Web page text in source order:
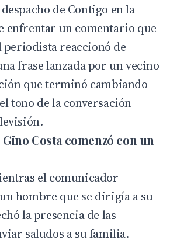
de Contigo en la
enfrentar un comentario que
periodista reaccionó de
frase lanzada por un vecino
que terminó cambiando
tono de la conversación
.
Costa comenzó con un
el comunicador
hombre que se dirigía a su
la presencia de las
saludos a su familia.